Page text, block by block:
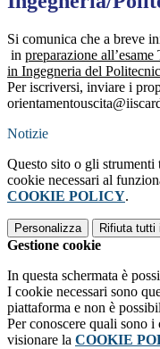
Si comunica che a breve
in preparazione
in Ingegneria del
Per iscriversi, inviare i
Notizie
Questo sito o gli
cookie necessari al
COOKIE POLICY.
Personalizza Rifiuta tutti
Gestione cookie
In questa schermata è
I cookie necessari sono
piattaforma e non è
Per conoscere quali sono
visionare la COOKIE